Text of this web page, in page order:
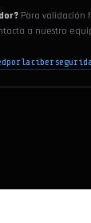
Para validación
a nuestro